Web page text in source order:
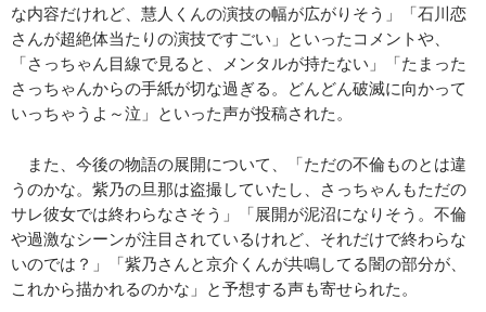
な内容だけれど、慧人くんの演技の幅が広がりそう」「石川恋
さんが超絶体当たりの演技ですごい」といったコメントや、
「さっちゃん目線で見ると、メンタルが持たない」「たまった
さっちゃんからの手紙が切な過ぎる。どんどん破滅に向かって
いっちゃうよ～泣」といった声が投稿された。
また、今後の物語の展開について、「ただの不倫ものとは違
うのかな。紫乃の旦那は盗撮していたし、さっちゃんもただの
サレ彼女では終わらなさそう」「展開が泥沼になりそう。不倫
や過激なシーンが注目されているけれど、それだけで終わらな
いのでは？」「紫乃さんと京介くんが共鳴してる闇の部分が、
これから描かれるのかな」と予想する声も寄せられた。